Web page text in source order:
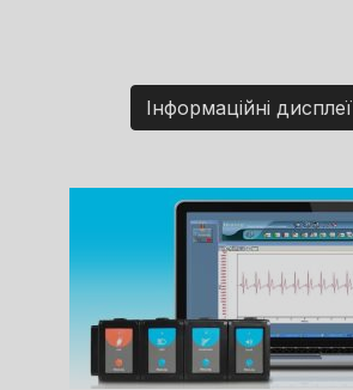
Інформаційні дисплеї